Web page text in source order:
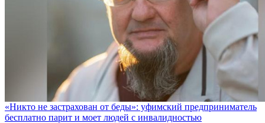
«Никто не заcтрахован от беды»: уфимский предприниматель
бесплатно парит и моет людей с инвалидностью